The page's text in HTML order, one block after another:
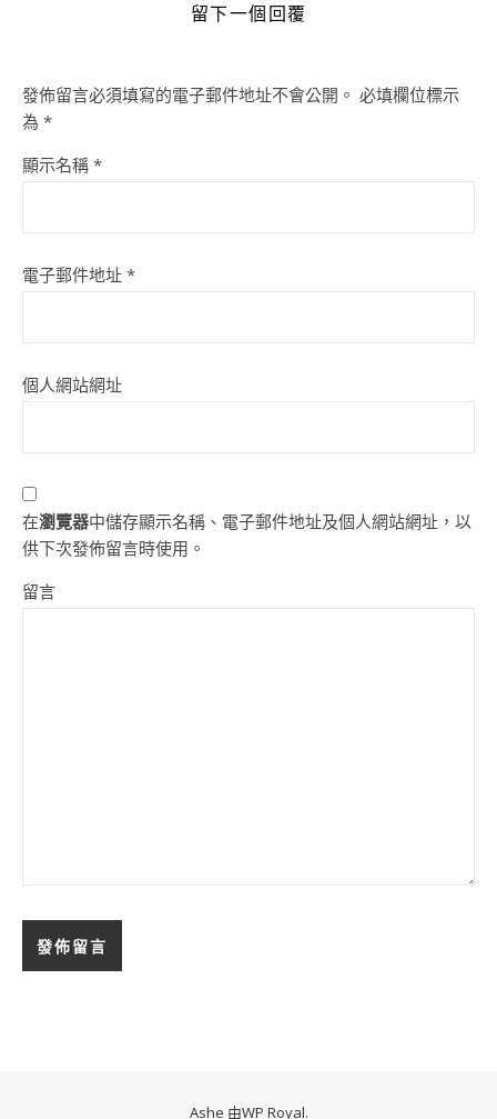
留下一個回覆
發佈留言必須填寫的電子郵件地址不會公開。 必填欄位標示
為 *
顯示名稱 *
電子郵件地址 *
個人網站網址
在瀏覽器中儲存顯示名稱、電子郵件地址及個人網站網址，以
供下次發佈留言時使用。
留言
Ashe 由WP Royal.